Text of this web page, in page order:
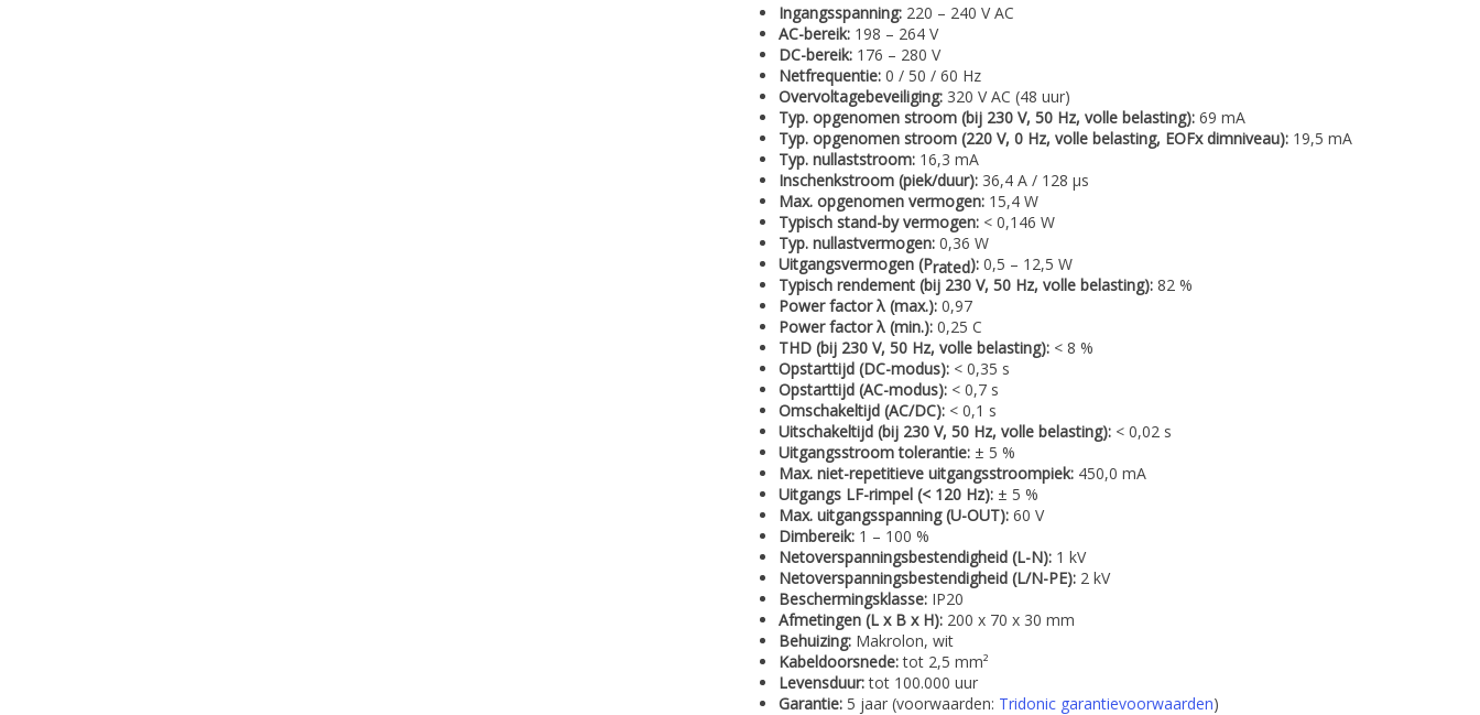
Ingangsspanning: 220 – 240 V AC
AC-bereik: 198 – 264 V
DC-bereik: 176 – 280 V
Netfrequentie: 0 / 50 / 60 Hz
Overvoltagebeveiliging: 320 V AC (48 uur)
Typ. opgenomen stroom (bij 230 V, 50 Hz, volle belasting): 69 mA
Typ. opgenomen stroom (220 V, 0 Hz, volle belasting, EOFx dimniveau): 19,5 mA
Typ. nullaststroom: 16,3 mA
Inschenkstroom (piek/duur): 36,4 A / 128 µs
Max. opgenomen vermogen: 15,4 W
Typisch stand-by vermogen: < 0,146 W
Typ. nullastvermogen: 0,36 W
Uitgangsvermogen (Prated): 0,5 – 12,5 W
Typisch rendement (bij 230 V, 50 Hz, volle belasting): 82 %
Power factor λ (max.): 0,97
Power factor λ (min.): 0,25 C
THD (bij 230 V, 50 Hz, volle belasting): < 8 %
Opstarttijd (DC-modus): < 0,35 s
Opstarttijd (AC-modus): < 0,7 s
Omschakeltijd (AC/DC): < 0,1 s
Uitschakeltijd (bij 230 V, 50 Hz, volle belasting): < 0,02 s
Uitgangsstroom tolerantie: ± 5 %
Max. niet-repetitieve uitgangsstroompiek: 450,0 mA
Uitgangs LF-rimpel (< 120 Hz): ± 5 %
Max. uitgangsspanning (U-OUT): 60 V
Dimbereik: 1 – 100 %
Netoverspanningsbestendigheid (L-N): 1 kV
Netoverspanningsbestendigheid (L/N-PE): 2 kV
Beschermingsklasse: IP20
Afmetingen (L x B x H): 200 x 70 x 30 mm
Behuizing: Makrolon, wit
Kabeldoorsnede:tot 2,5 mm²
Levensduur:tot 100.000 uur
Garantie: 5 jaar (voorwaarden: Tridonic garantievoorwaarden)